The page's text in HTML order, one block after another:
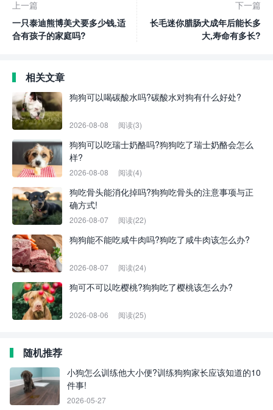
上一篇
一只泰迪熊博美犬要多少钱,适
合有孩子的家庭吗?
下一篇
长毛迷你腊肠犬成年后能长多
大,寿命有多长?
相关文章
狗狗可以喝碳酸水吗?碳酸水对狗有什么好处?
2026-08-08 阅读(3)
狗狗可以吃瑞士奶酪吗?狗狗吃了瑞士奶酪会怎么
样?
2026-08-08 阅读(4)
狗吃骨头能消化掉吗?狗狗吃骨头的注意事项与正
确方式!
2026-08-07 阅读(22)
狗狗能不能吃咸牛肉吗?狗吃了咸牛肉该怎么办?
2026-08-07 阅读(24)
狗可不可以吃樱桃?狗狗吃了樱桃该怎么办?
2026-08-06 阅读(25)
随机推荐
小狗怎么训练他大小便?训练狗狗家长应该知道的10
件事!
2026-05-27